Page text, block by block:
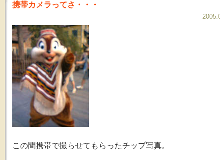
携帯カメラってさ・・・
この間携帯で撮らせてもらったチップ写真。